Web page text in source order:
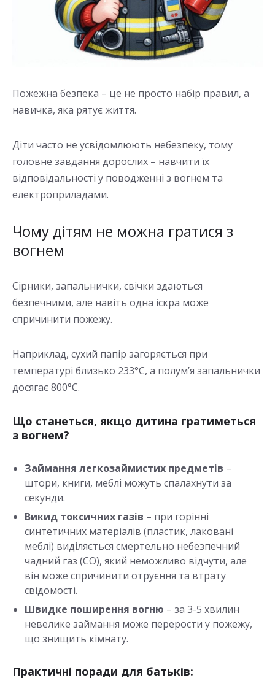
Пожежна безпека – це не просто набір правил, а
навичка, яка рятує життя.
Діти часто не усвідомлюють небезпеку, тому
головне завдання дорослих – навчити їх
відповідальності у поводженні з вогнем та
електроприладами.
Чому дітям не можна гратися з
вогнем
Сірники, запальнички, свічки здаються
безпечними, але навіть одна іскра може
спричинити пожежу.
Наприклад, сухий папір загоряється при
температурі близько 233°C, а полум’я запальнички
досягає 800°C.
Що станеться, якщо дитина гратиметься
з вогнем?
Займання легкозаймистих предметів –
штори, книги, меблі можуть спалахнути за
секунди.
Викид токсичних газів – при горінні
синтетичних матеріалів (пластик, лаковані
меблі) виділяється смертельно небезпечний
чадний газ (CO), який неможливо відчути, але
він може спричинити отруєння та втрату
свідомості.
Швидке поширення вогню – за 3-5 хвилин
невелике займання може перерости у пожежу,
що знищить кімнату.
Практичні поради для батьків: